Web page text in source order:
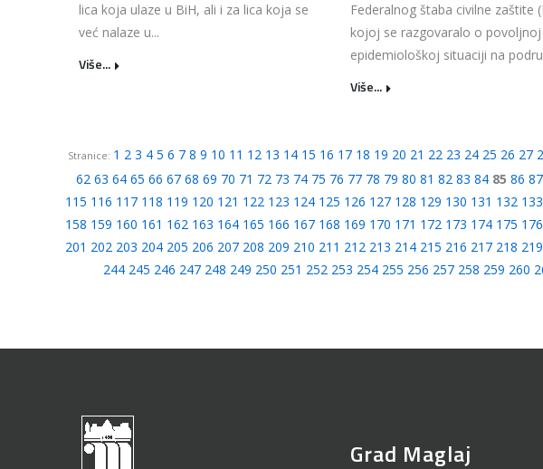
lica koja ulaze u BiH, ali i za lica koja se
već nalaze u...
Više...
Federalnog štaba civilne zaštite
kojoj se razgovaralo o povoljnoj
epidemiološkoj situaciji na
Više...
Stranice: 1 2 3 4 5 6 7 8 9 10 11 12 13 14 15 16 17 18 19 20 21 22 23 24 25 26 27
62 63 64 65 66 67 68 69 70 71 72 73 74 75 76 77 78 79 80 81 82 83 84 85 86 87
115 116 117 118 119 120 121 122 123 124 125 126 127 128 129 130 131 132 133
158 159 160 161 162 163 164 165 166 167 168 169 170 171 172 173 174 175 176
201 202 203 204 205 206 207 208 209 210 211 212 213 214 215 216 217 218 219
244 245 246 247 248 249 250 251 252 253 254 255 256 257 258 259 260
Grad Maglaj